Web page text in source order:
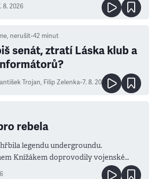
8. 2026
nerušit•42 minut
senát, ztratí Láska klub a
Trojan, Filip Zelenka•7. 8. 2026
rebela
legendu undergroundu.
Knížákem doprovodily vojenské